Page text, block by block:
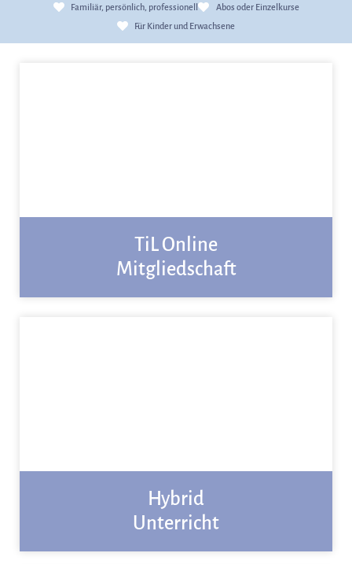
Familiär, persönlich, professionell
Abos oder Einzelkurse
Für Kinder und Erwachsene
TiL Online
Mitgliedschaft
Hybrid
Unterricht